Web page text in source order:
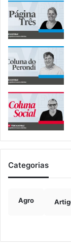
Categorias
Agro